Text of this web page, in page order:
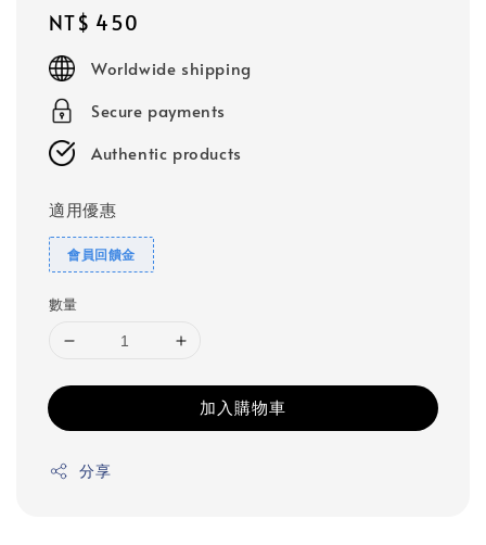
Regular
price
NT$ 450
Worldwide shipping
Secure payments
Authentic products
適用優惠
會員回饋金
數量
加入購物車
分享